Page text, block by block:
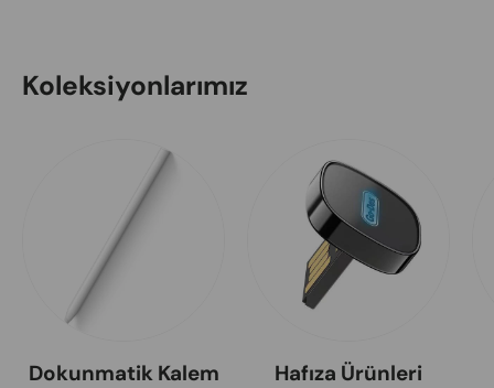
Koleksiyonlarımız
Dokunmatik Kalem Hafıza Ürünleri